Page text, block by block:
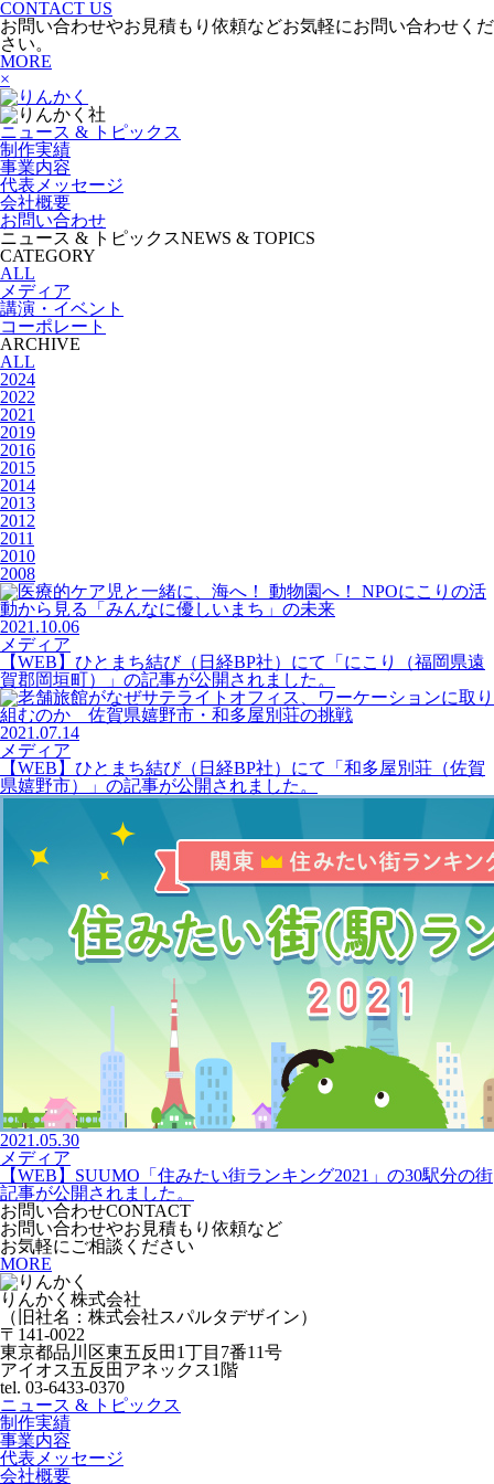
CONTACT US
お問い合わせやお見積もり依頼などお気軽にお問い合わせくだ
さい。
MORE
×
ニュース & トピックス
制作実績
事業内容
代表メッセージ
会社概要
お問い合わせ
ニュース & トピックスNEWS & TOPICS
CATEGORY
ALL
メディア
講演・イベント
コーポレート
ARCHIVE
ALL
2024
2022
2021
2019
2016
2015
2014
2013
2012
2011
2010
2008
2021.10.06
メディア
【WEB】ひとまち結び（日経BP社）にて「にこり（福岡県遠
賀郡岡垣町）」の記事が公開されました。
2021.07.14
メディア
【WEB】ひとまち結び（日経BP社）にて「和多屋別荘（佐賀
県嬉野市）」の記事が公開されました。
2021.05.30
メディア
【WEB】SUUMO「住みたい街ランキング2021」の30駅分の街
記事が公開されました。
お問い合わせCONTACT
お問い合わせやお見積もり依頼など
お気軽にご相談ください
MORE
りんかく株式会社
（旧社名：株式会社スパルタデザイン）
〒141-0022
東京都品川区東五反田1丁目7番11号
アイオス五反田アネックス1階
tel. 03-6433-0370
ニュース & トピックス
制作実績
事業内容
代表メッセージ
会社概要